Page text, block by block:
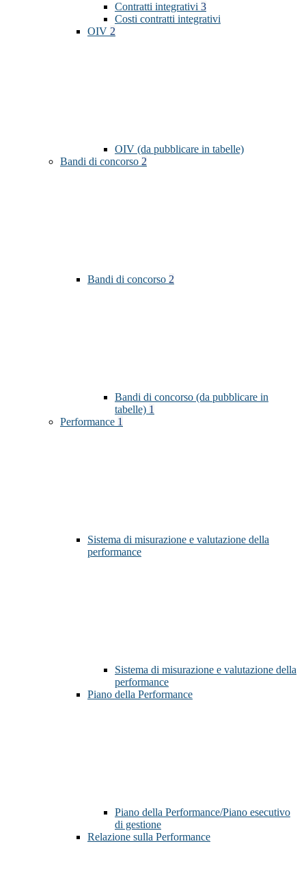
Contratti integrativi 3
Costi contratti integrativi
OIV 2
OIV (da pubblicare in tabelle)
Bandi di concorso 2
Bandi di concorso 2
Bandi di concorso (da pubblicare in
tabelle) 1
Performance 1
Sistema di misurazione e valutazione della
performance
Sistema di misurazione e valutazione della
performance
Piano della Performance
Piano della Performance/Piano esecutivo
di gestione
Relazione sulla Performance